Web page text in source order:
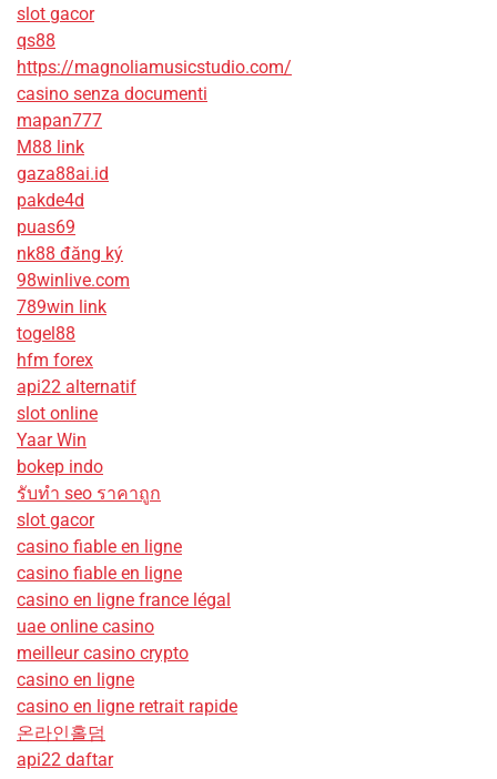
slot gacor
qs88
https://magnoliamusicstudio.com/
casino senza documenti
mapan777
M88 link
gaza88ai.id
pakde4d
puas69
nk88 đăng ký
98winlive.com
789win link
togel88
hfm forex
api22 alternatif
slot online
Yaar Win
bokep indo
รับทํา seo ราคาถูก
slot gacor
casino fiable en ligne
casino fiable en ligne
casino en ligne france légal
uae online casino
meilleur casino crypto
casino en ligne
casino en ligne retrait rapide
온라인홀덤
api22 daftar